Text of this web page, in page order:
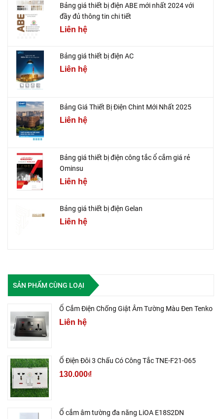
Bảng giá thiết bị điện ABE mới nhất 2024 với
đầy đủ thông tin chi tiết
Liên hệ
Bảng giá thiết bị điện AC
Liên hệ
Bảng Giá Thiết Bị Điện Chint Mới Nhất 2025
Liên hệ
Bảng giá thiết bị điện công tắc ổ cắm giá rẻ
Ominsu
Liên hệ
Bảng giá thiết bị điện Gelan
Liên hệ
SẢN PHẨM CÙNG LOẠI
Ổ Cắm Điện Chống Giật Âm Tường Màu Đen Tenko
Liên hệ
Ổ Điện Đôi 3 Chấu Có Công Tắc TNE-F21-065
130.000₫
Ổ cắm âm tường đa năng LiOA E18S2DN